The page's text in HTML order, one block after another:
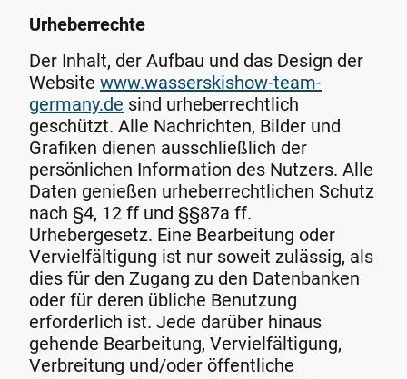
Urheberrechte
Der Inhalt, der Aufbau und das Design der
Website www.wasserskishow-team-
germany.de sind urheberrechtlich
geschützt. Alle Nachrichten, Bilder und
Grafiken dienen ausschließlich der
persönlichen Information des Nutzers. Alle
Daten genießen urheberrechtlichen Schutz
nach §4, 12 ff und §§87a ff.
Urhebergesetz. Eine Bearbeitung oder
Vervielfältigung ist nur soweit zulässig, als
dies für den Zugang zu den Datenbanken
oder für deren übliche Benutzung
erforderlich ist. Jede darüber hinaus
gehende Bearbeitung, Vervielfältigung,
Verbreitung und/oder öffentliche